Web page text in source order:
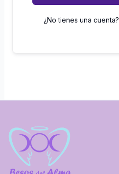
¿No tienes una cuenta?